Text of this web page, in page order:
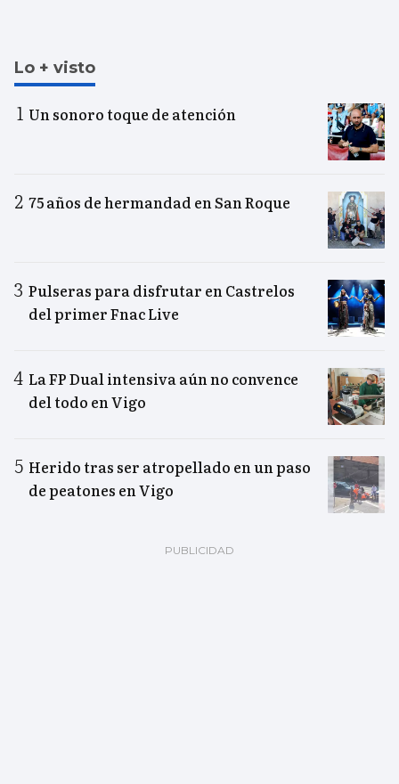
Lo + visto
Un sonoro toque de atención
75 años de hermandad en San Roque
Pulseras para disfrutar en Castrelos
del primer Fnac Live
La FP Dual intensiva aún no convence
del todo en Vigo
Herido tras ser atropellado en un paso
de peatones en Vigo